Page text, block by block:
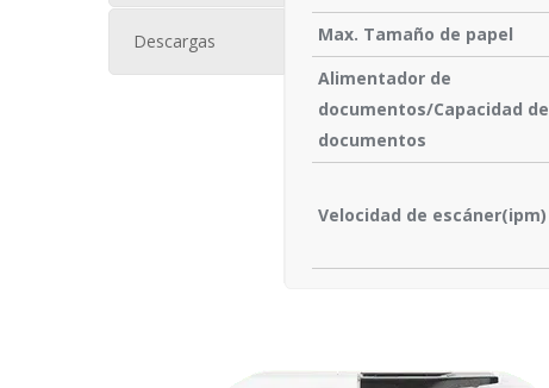
Descargas Max. Tamaño de papel
Alimentador de
documentos/Capacidad de
documentos
Velocidad de escáner(ipm)